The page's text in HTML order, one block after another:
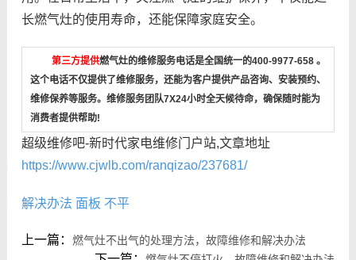
长燃气灶的使用寿命，还能保障家庭安全。
第三方提供燃气灶的维修服务电话是全国统一的400-9977-658 。
这个电话不仅提供了维修服务，还能为客户提供产品咨询、安装预约、
维修保养等服务。维修服务团队7X24小时全天候待命，确保随时能为
消费者提供帮助!
超级维修吧-新时代家电维修门户站,文章地址
https://www.cjwlb.com/ranqizao/237681/
解决办法 面板 不平
上一篇： 燃气灶不出气的处理方法，故障维修和解决办法